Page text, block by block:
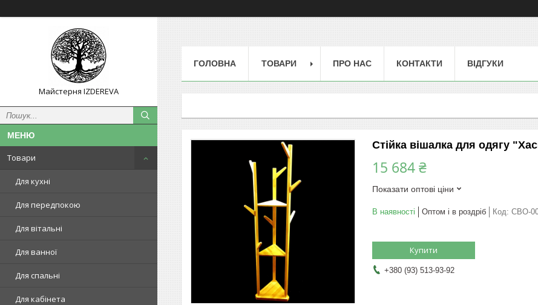
Майстерня IZDEREVA
Товари
Для кухні
Для передпокою
Для вітальні
Для ванної
Для спальні
Для кабінета
ГОЛОВНА ТОВАРИ ПРО НАС КОНТАКТИ ВІДГУКИ
Стійка вішалка для одягу
15 684 ₴
Показати оптові ціни
В наявності Оптом і в роздріб Код: СВО-
Купити
+380 (93) 513-93-92